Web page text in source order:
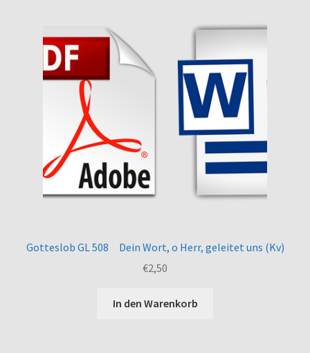
Gotteslob GL 508 Dein Wort, o Herr, geleitet uns (Kv)
€2,50
In den Warenkorb